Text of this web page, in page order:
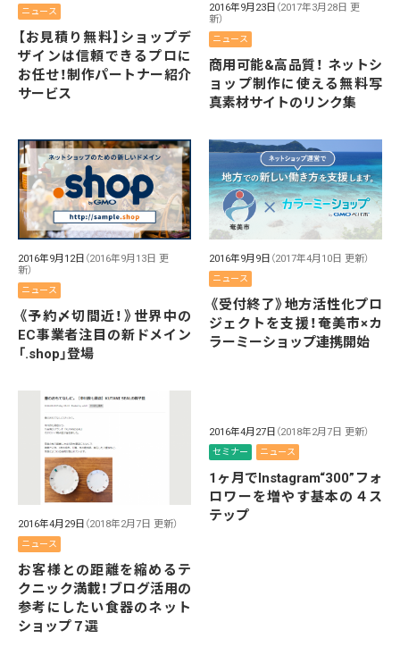
ニュース
【お見積り無料】ショップデ
ザインは信頼できるプロに
お任せ！制作パートナー紹介
サービス
2016年9月23日 （2017年3月28日 更
新）
ニュース
商用可能&高品質！ ネットシ
ョップ制作に使える無料写
真素材サイトのリンク集
2016年9月12日 （2016年9月13日 更
新）
ニュース
《予約〆切間近！》世界中の
EC事業者注目の新ドメイン
「.shop」登場
2016年9月9日 （2017年4月10日 更新）
ニュース
《受付終了》地方活性化プロ
ジェクトを支援！奄美市×カ
ラーミーショップ連携開始
2016年4月29日 （2018年2月7日 更新）
ニュース
お客様との距離を縮めるテ
クニック満載！ブログ活用の
参考にしたい食器のネット
ショップ７選
2016年4月27日 （2018年2月7日 更新）
セミナー ニュース
1ヶ月でInstagram“300”フォ
ロワーを増やす基本の４ス
テップ